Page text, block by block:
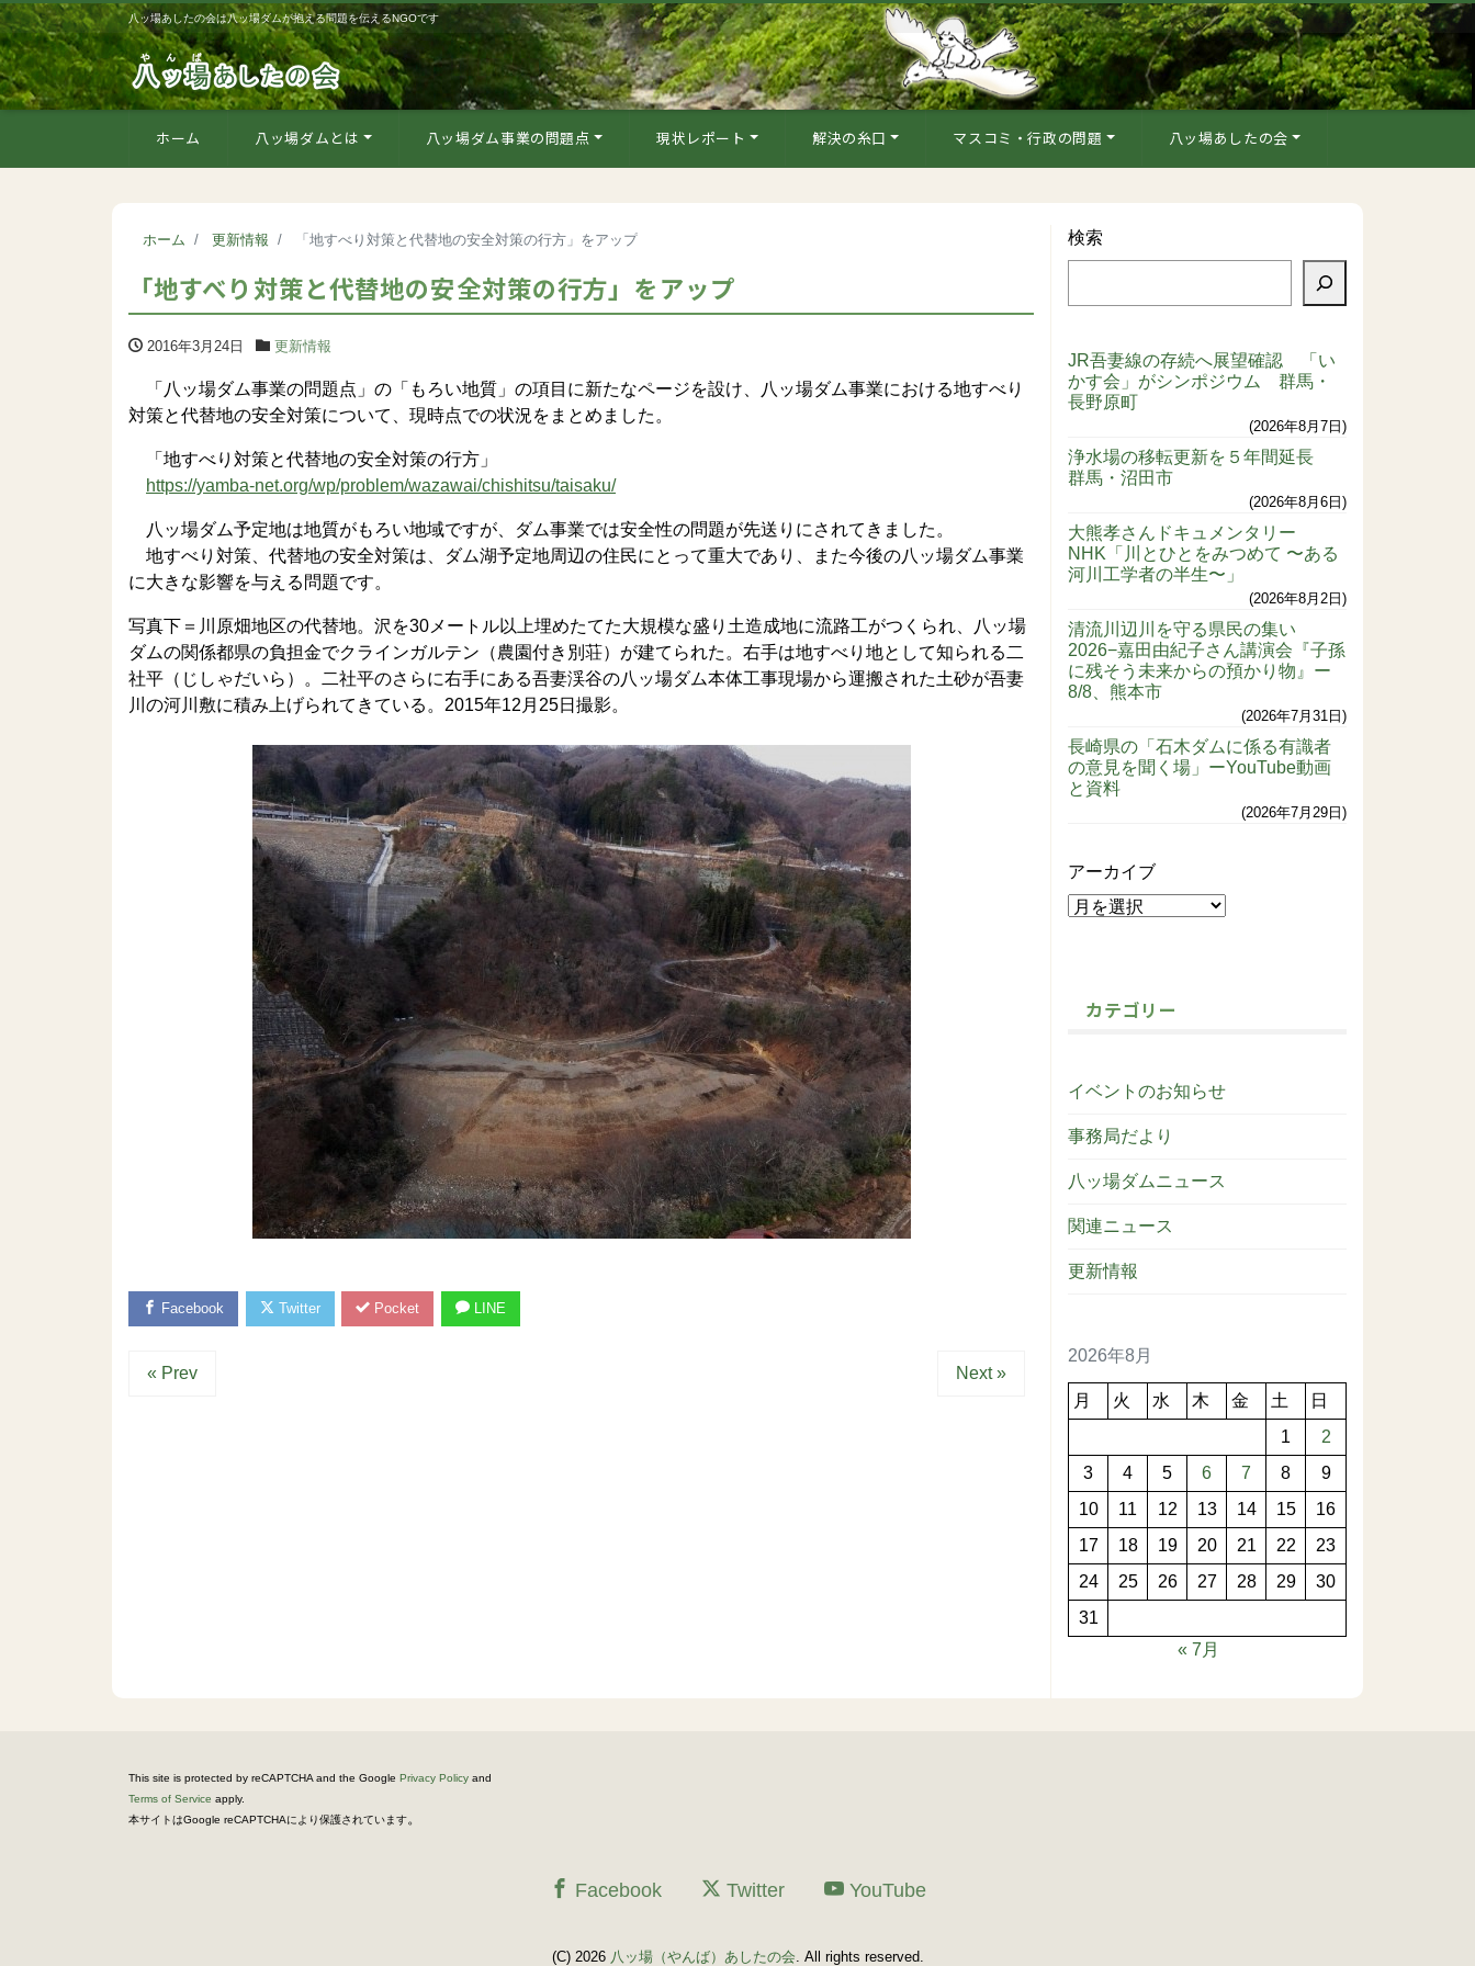
八ッ場あしたの会は八ッ場ダムが抱える問題を伝えるNGOです
ホーム 八ッ場ダムとは 八ッ場ダム事業の問題点 現状レポート 解決の糸口 マスコミ・行政の問題 八ッ場あしたの会
ホーム 更新情報 「地すべり対策と代替地の安全対策の行方」をアップ
「地すべり対策と代替地の安全対策の行方」をアップ
2016年3月24日 更新情報
「八ッ場ダム事業の問題点」の「もろい地質」の項目に新たなページを設け、八ッ場ダム事業における地すべり
対策と代替地の安全対策について、現時点での状況をまとめました。
「地すべり対策と代替地の安全対策の行方」
https://yamba-net.org/wp/problem/wazawai/chishitsu/taisaku/
八ッ場ダム予定地は地質がもろい地域ですが、ダム事業では安全性の問題が先送りにされてきました。
地すべり対策、代替地の安全対策は、ダム湖予定地周辺の住民にとって重大であり、また今後の八ッ場ダム事業
に大きな影響を与える問題です。
写真下＝川原畑地区の代替地。沢を30メートル以上埋めたてた大規模な盛り土造成地に流路工がつくられ、八ッ場
ダムの関係都県の負担金でクラインガルテン（農園付き別荘）が建てられた。右手は地すべり地として知られる二
社平（じしゃだいら）。二社平のさらに右手にある吾妻渓谷の八ッ場ダム本体工事現場から運搬された土砂が吾妻
川の河川敷に積み上げられてきている。2015年12月25日撮影。
Facebook Twitter Pocket LINE
« Prev Next »
検索
JR吾妻線の存続へ展望確認 「い
かす会」がシンポジウム 群馬・
長野原町
2026年8月7日
浄水場の移転更新を５年間延長
群馬・沼田市
2026年8月6日
大熊孝さんドキュメンタリー
NHK「川とひとをみつめて 〜ある
河川工学者の半生〜」
2026年8月2日
清流川辺川を守る県民の集い
2026−嘉田由紀子さん講演会『子孫
に残そう未来からの預かり物』ー
8/8、熊本市
2026年7月31日
長崎県の「石木ダムに係る有識者
の意見を聞く場」ーYouTube動画
と資料
2026年7月29日
アーカイブ
カテゴリー
イベントのお知らせ
事務局だより
八ッ場ダムニュース
関連ニュース
更新情報
2026年8月
月 火 水 木 金 土
日
1
2
3
4 5 6 7 8
9
10
11 12 13 14 15
16
17
18 19 20 21 22
23
24
25 26 27 28 29
30
31
« 7月
This site is protected by reCAPTCHA and the Google Privacy Policy and
Terms of Service apply.
本サイトはGoogle reCAPTCHAにより保護されています。
Facebook Twitter YouTube
(C) 2026 八ッ場（やんば）あしたの会. All rights reserved.